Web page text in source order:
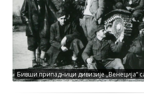
Бивши припадници дивизије „Венеција“